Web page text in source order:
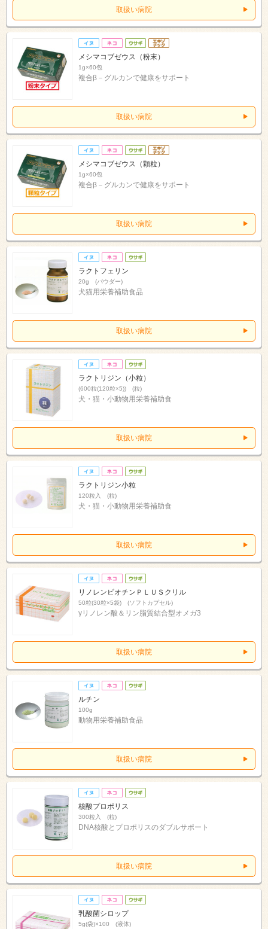
取扱い病院
メシマコブゼウス（粉末）
1g×60包
複合β－グルカンで健康をサポート
取扱い病院
メシマコブゼウス（顆粒）
1g×60包
複合β－グルカンで健康をサポート
取扱い病院
ラクトフェリン
20g (パウダー)
犬猫用栄養補助食品
取扱い病院
ラクトリジン（小粒）
(600粒(120粒×5)) (粒)
犬・猫・小動物用栄養補助食
取扱い病院
ラクトリジン小粒
120粒入 (粒)
犬・猫・小動物用栄養補助食
取扱い病院
リノレンビオチンＰＬＵＳクリル
50粒(30粒×5袋) (ソフトカプセル)
γリノレン酸＆リン脂質結合型オメガ3
取扱い病院
ルチン
100g
動物用栄養補助食品
取扱い病院
核酸プロポリス
300粒入 (粒)
DNA核酸とプロポリスのダブルサポート
取扱い病院
乳酸菌シロップ
5g(袋)×100 (液体)